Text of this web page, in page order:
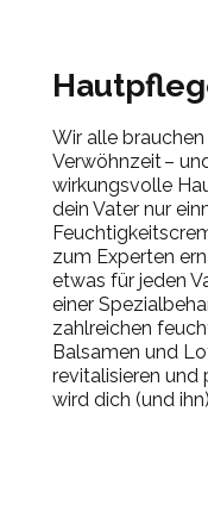
Wir alle
Verwöhnzeit –
wirkungsvolle
dein Vater nur
zum Experten
etwas für jeden
einer
zahlreichen
Balsamen und
revitalisieren und
wird dich (und